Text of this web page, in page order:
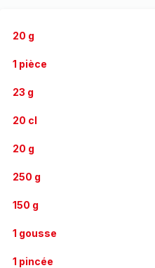
20 g
1 pièce
23 g
20 cl
20 g
250 g
150 g
1 gousse
1 pincée